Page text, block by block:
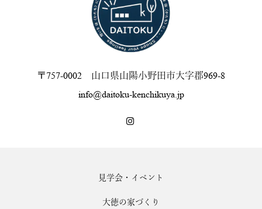
〒757-0002 山口県山陽小野田市大字郡969-8
info@daitoku-kenchikuya.jp
見学会・イベント
大徳の家づくり